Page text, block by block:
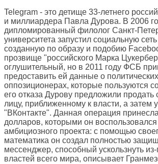
Telegram - это детище 33-летнего
и миллиардера Павла Дурова. В 2006
дипломированный филолог Санкт-
университета запустил социальную
созданную по образу и подобию
прозвище "российского Марка
оглушительный, но в 2011 году ФСБ
предоставить ей данные о политических
оппозиционерах, которые пользуются
его отказа Дурову предложили
лицу, приближенному к власти, а затем
"ВКонтакте". Данная операция
долларов, которыми он
амбициозного проекта: с помощью
математика он создал полностью
мессенджер, способный ускользнуть
властей всего мира, описывает